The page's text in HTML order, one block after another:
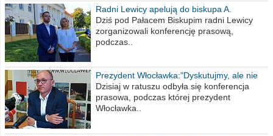
Radni Lewicy apelują do biskupa A.
Wiesława Meringa
Dziś pod Pałacem Biskupim radni Lewicy
zorganizowali konferencję prasową,
podczas..
Prezydent Włocławka:"Dyskutujmy, ale nie
obrażajmy się”
Dzisiaj w ratuszu odbyła się konferencja
prasowa, podczas której prezydent
Włocławka..